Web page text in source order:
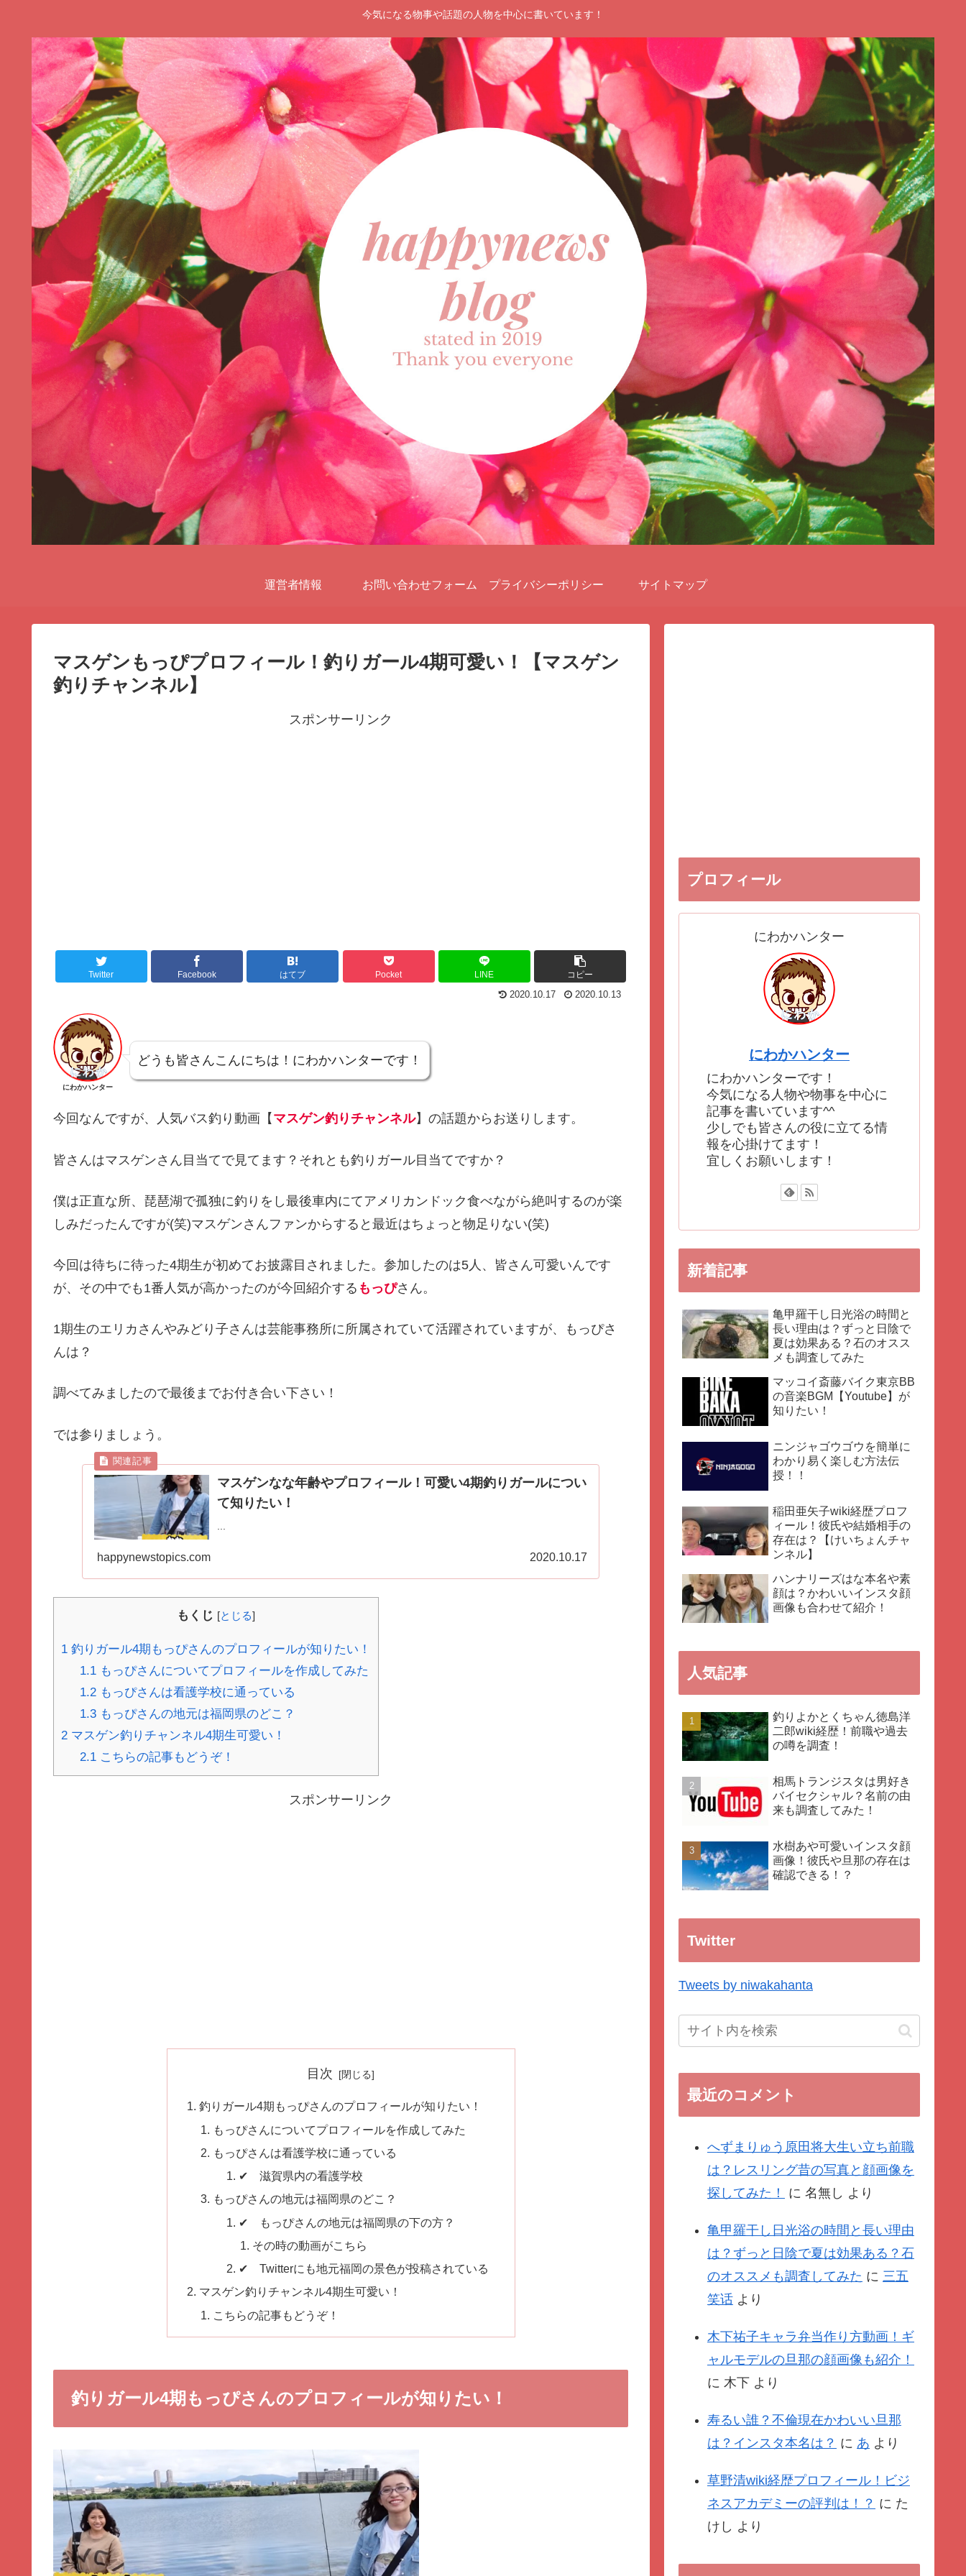
今気になる物事や話題の人物を中心に書いています！
運営者情報 お問い合わせフォーム プライバシーポリシー サイトマップ
マスゲンもっぴプロフィール！釣りガール4期可愛い！【マスゲン
釣りチャンネル】
スポンサーリンク
Twitter Facebook はてブ Pocket LINE コピー
2020.10.17 2020.10.13
にわかハンター
どうも皆さんこんにちは！にわかハンターです！
今回なんですが、人気バス釣り動画【 マスゲン釣りチャンネル】の話題からお送りします。
皆さんはマスゲンさん目当てで見てます？それとも釣りガール目当てですか？
僕は正直な所、琵琶湖で孤独に釣りをし最後車内にてアメリカンドック食べながら絶叫するのが楽
しみだったんですが(笑)マスゲンさんファンからすると最近はちょっと物足りない(笑)
今回は待ちに待った4期生が初めてお披露目されました。参加したのは5人、皆さん可愛いんです
が、その中でも1番人気が高かったのが今回紹介する もっぴさん。
1期生のエリカさんやみどり子さんは芸能事務所に所属されていて活躍されていますが、もっぴさ
んは？
調べてみましたので最後までお付き合い下さい！
では参りましょう。
マスゲンなな年齢やプロフィール！可愛い4期釣りガールについ
て知りたい！
...
happynewstopics.com 2020.10.17
もくじ [とじる]
1 釣りガール4期もっぴさんのプロフィールが知りたい！
1.1もっぴさんについてプロフィールを作成してみた
1.2もっぴさんは看護学校に通っている
1.3もっぴさんの地元は福岡県のどこ？
2 マスゲン釣りチャンネル4期生可愛い！
2.1こちらの記事もどうぞ！
スポンサーリンク
目次
釣りガール4期もっぴさんのプロフィールが知りたい！
もっぴさんについてプロフィールを作成してみた
もっぴさんは看護学校に通っている
✔ 滋賀県内の看護学校
もっぴさんの地元は福岡県のどこ？
✔ もっぴさんの地元は福岡県の下の方？
その時の動画がこちら
✔ Twitterにも地元福岡の景色が投稿されている
マスゲン釣りチャンネル4期生可愛い！
こちらの記事もどうぞ！
釣りガール4期もっぴさんのプロフィールが知りたい！
プロフィール
にわかハンター
にわかハンター
にわかハンターです！
今気になる人物や物事を中心に
記事を書いています^^
少しでも皆さんの役に立てる情
報を心掛けてます！
宜しくお願いします！
新着記事
亀甲羅干し日光浴の時間と
長い理由は？ずっと日陰で
夏は効果ある？石のオスス
メも調査してみた
マッコイ斎藤バイク東京BB
の音楽BGM【Youtube】が
知りたい！
ニンジャゴウゴウを簡単に
わかり易く楽しむ方法伝
授！！
稲田亜矢子wiki経歴プロフ
ィール！彼氏や結婚相手の
存在は？【けいちょんチャ
ンネル】
ハンナリーズはな本名や素
顔は？かわいいインスタ顔
画像も合わせて紹介！
人気記事
釣りよかとくちゃん徳島洋
二郎wiki経歴！前職や過去
の噂を調査！
相馬トランジスタは男好き
バイセクシャル？名前の由
来も調査してみた！
水樹あや可愛いインスタ顔
画像！彼氏や旦那の存在は
確認できる！？
Twitter
Tweets by niwakahanta
最近のコメント
へずまりゅう原田将大生い立ち前職
は？レスリング昔の写真と顔画像を
探してみた！
に 名無し より
亀甲羅干し日光浴の時間と長い理由
は？ずっと日陰で夏は効果ある？石
のオススメも調査してみた に 三五
笑话 より
木下祐子キャラ弁当作り方動画！ギ
ャルモデルの旦那の顔画像も紹介！
に 木下 より
寿るい誰？不倫現在かわいい旦那
は？インスタ本名は？ に あ より
草野清wiki経歴プロフィール！ビジ
ネスアカデミーの評判は！？ に た
けし より